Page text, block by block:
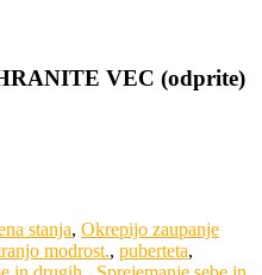
VEC (odprite)
stanja, Okrepijo zaupanje
modrost., puberteta,